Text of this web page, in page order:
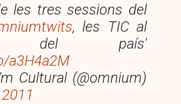
les tres sessions del
, les TIC al
del país'
a3H4a2M
Cultural (@omnium)